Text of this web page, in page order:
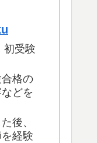
初受験
格の
どを
後、
経験